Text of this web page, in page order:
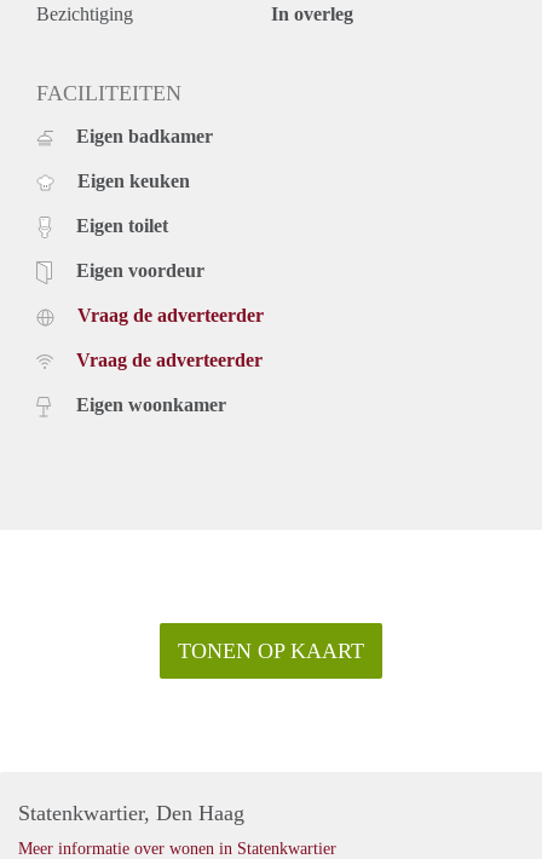
Bezichtiging In overleg
FACILITEITEN
Eigen badkamer
Eigen keuken
Eigen toilet
Eigen voordeur
Vraag de adverteerder
Vraag de adverteerder
Eigen woonkamer
TONEN OP KAART
Statenkwartier, Den Haag
Meer informatie over wonen in Statenkwartier